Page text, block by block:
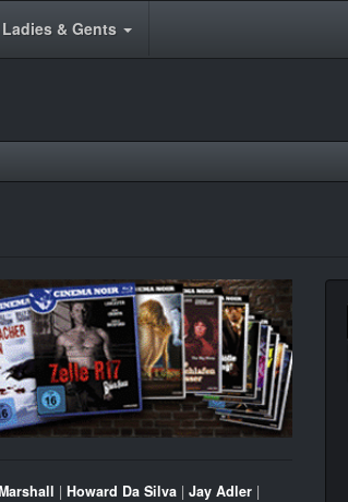
Ladies & Gents
| Howard Da Silva | Jay Adler |